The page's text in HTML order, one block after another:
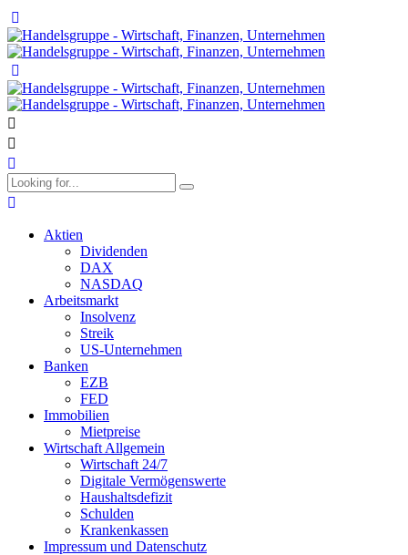
Aktien
Dividenden
DAX
NASDAQ
Arbeitsmarkt
Insolvenz
Streik
US-Unternehmen
Banken
EZB
FED
Immobilien
Mietpreise
Wirtschaft Allgemein
Wirtschaft 24/7
Digitale Vermögenswerte
Haushaltsdefizit
Schulden
Krankenkassen
Impressum und Datenschutz